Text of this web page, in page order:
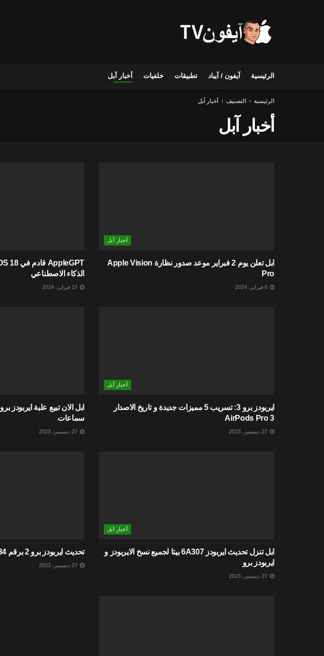
الرئيسية آيفون / آيباد تطبيقات خلفيات أخبار آبل
الرئيسية التصنيف أخبار آبل
أخبار آبل
أخبار آبل
ابل تعلن يوم 2 فبراير موعد صدور نظارة Apple Vision
Pro
الذكاء الاصطناعي
أخبار آبل
ايربودز برو 3: تسريب 5 مميزات جديدة و تاريخ الاصدار
AirPods Pro 3
سماعات
أخبار آبل
ابل تنزل تحديث ايربودز 6A307 بيتا لجميع نسخ الايربودز و
ايربودز برو
تحديث ايربودز برو 2 برقم 6B34